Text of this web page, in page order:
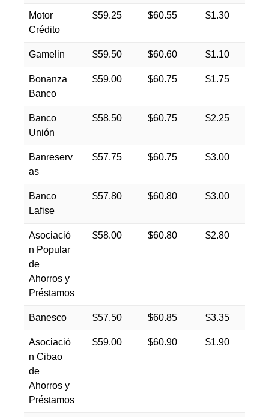
Motor
Crédito
$59.25 $60.55 $1.30
Gamelin $59.50 $60.60 $1.10
Bonanza
Banco
$59.00 $60.75 $1.75
Banco
Unión
$58.50 $60.75 $2.25
Banreserv
as
$57.75 $60.75 $3.00
Banco
Lafise
$57.80 $60.80 $3.00
Asociació
n Popular
de
Ahorros y
Préstamos
$58.00 $60.80 $2.80
Banesco $57.50 $60.85 $3.35
Asociació
n Cibao
de
Ahorros y
Préstamos
$59.00 $60.90 $1.90